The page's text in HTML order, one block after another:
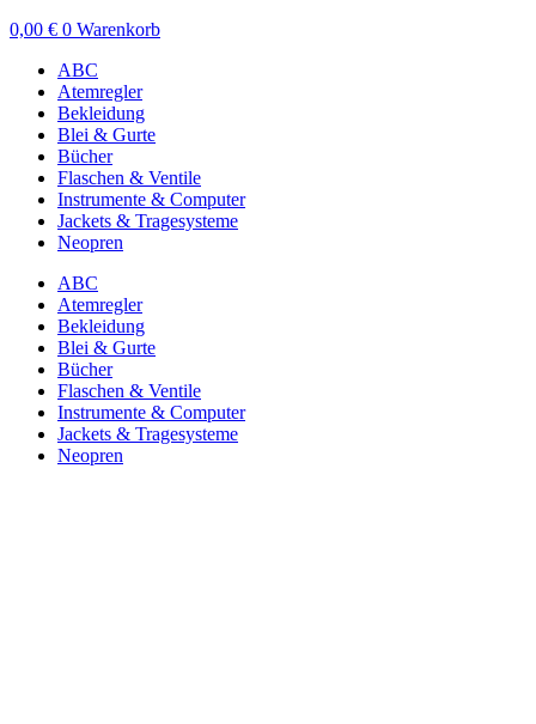
0,00 € 0 Warenkorb
ABC
Atemregler
Bekleidung
Blei & Gurte
Bücher
Flaschen & Ventile
Instrumente & Computer
Jackets & Tragesysteme
Neopren
ABC
Atemregler
Bekleidung
Blei & Gurte
Bücher
Flaschen & Ventile
Instrumente & Computer
Jackets & Tragesysteme
Neopren